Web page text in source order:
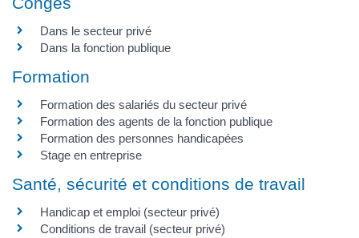
Dans le secteur privé
Dans la fonction publique
Formation
Formation des salariés du secteur privé
Formation des agents de la fonction publique
Formation des personnes handicapées
Stage en entreprise
Santé, sécurité et conditions de travail
Handicap et emploi (secteur privé)
Conditions de travail (secteur privé)